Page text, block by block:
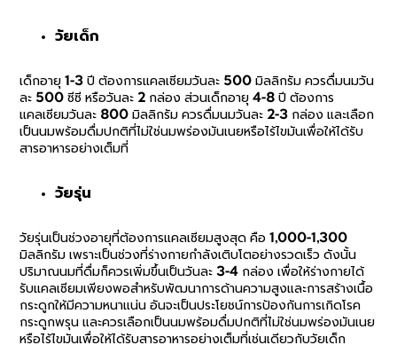
วัยเด็ก
เด็กอายุ 1-3 ปี ต้องการแคลเซียมวันละ 500 มิลลิกรัม ควรดื่มนมวัน
ละ 500 ซีซี หรือวันละ 2 กล่อง ส่วนเด็กอายุ 4-8 ปี ต้องการ
แคลเซียมวันละ 800 มิลลิกรัม ควรดื่มนมวันละ 2-3 กล่อง และเลือก
เป็นนมพร้อมดื่มปกติที่ไม่ใช่นมพร่องมันเนยหรือไร้ไขมันเพื่อให้ได้รับ
สารอาหารอย่างเต็มที่
วัยรุ่น
วัยรุ่นเป็นช่วงอายุที่ต้องการแคลเซียมสูงสุด คือ 1,000-1,300
มิลลิกรัม เพราะเป็นช่วงที่ร่างกายกำลังเติบโตอย่างรวดเร็ว ดังนั้น
ปริมาณนมที่ดื่มก็ควรเพิ่มขึ้นเป็นวันละ 3-4 กล่อง เพื่อให้ร่างกายได้
รับแคลเซียมเพียงพอสำหรับพัฒนาการด้านความสูงและการสร้างเนื้อ
กระดูกให้มีความหนาแน่น อันจะเป็นประโยชน์การป้องกันการเกิดโรค
กระดูกพรุน และควรเลือกเป็นนมพร้อมดื่มปกติที่ไม่ใช่นมพร่องมันเนย
หรือไร้ไขมันเพื่อให้ได้รับสารอาหารอย่างเต็มที่เช่นเดียวกับวัยเด็ก